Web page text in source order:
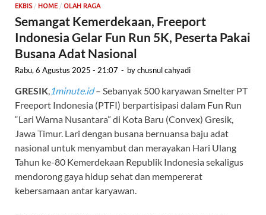
EKBIS/ HOME / OLAH RAGA
Semangat Kemerdekaan, Freeport
Indonesia Gelar Fun Run 5K, Peserta Pakai
Busana Adat Nasional
Rabu, 6 Agustus 2025 - 21:07 - bychusnul cahyadi
GRESIK, 1minute.id– Sebanyak 500 karyawan Smelter PT
Freeport Indonesia (PTFI) berpartisipasi dalam Fun Run
“Lari Warna Nusantara” di Kota Baru (Convex) Gresik,
Jawa Timur. Lari dengan busana bernuansa baju adat
nasional untuk menyambut dan merayakan Hari Ulang
Tahun ke-80 Kemerdekaan Republik Indonesia sekaligus
mendorong gaya hidup sehat dan mempererat
kebersamaan antar karyawan.